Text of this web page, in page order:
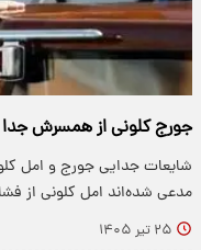
جورج کلونی از همسرش
شایعات جدایی جورج و امل
مدعی شده‌اند امل کلونی از
۲۵ تیر ۱۴۰۵